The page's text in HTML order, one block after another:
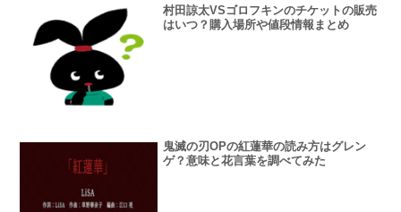
村田諒太VSゴロフキンのチケットの販売
はいつ？購入場所や値段情報まとめ
鬼滅の刃OPの紅蓮華の読み方はグレン
ゲ？意味と花言葉を調べてみた